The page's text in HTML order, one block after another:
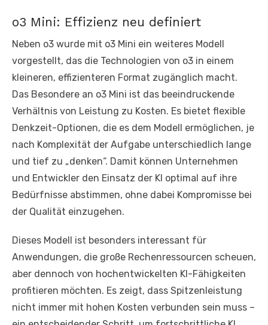
o3 Mini: Effizienz neu definiert
Neben o3 wurde mit o3 Mini ein weiteres Modell
vorgestellt, das die Technologien von o3 in einem
kleineren, effizienteren Format zugänglich macht.
Das Besondere an o3 Mini ist das beeindruckende
Verhältnis von Leistung zu Kosten. Es bietet flexible
Denkzeit-Optionen, die es dem Modell ermöglichen, je
nach Komplexität der Aufgabe unterschiedlich lange
und tief zu „denken“. Damit können Unternehmen
und Entwickler den Einsatz der KI optimal auf ihre
Bedürfnisse abstimmen, ohne dabei Kompromisse bei
der Qualität einzugehen.
Dieses Modell ist besonders interessant für
Anwendungen, die große Rechenressourcen scheuen,
aber dennoch von hochentwickelten KI-Fähigkeiten
profitieren möchten. Es zeigt, dass Spitzenleistung
nicht immer mit hohen Kosten verbunden sein muss –